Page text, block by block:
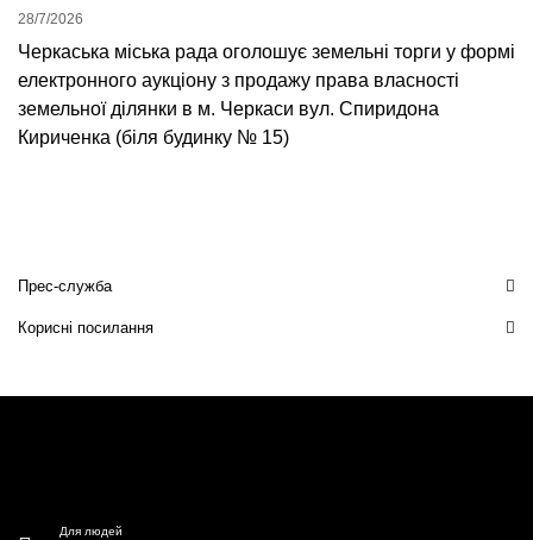
Черкаська міська рада оголошує земельні торги у формі
електронного аукціону з продажу права власності
земельної ділянки в м. Черкаси вул. Спиридона
Кириченка (біля будинку № 15)
28/7/2026
Прес-служба
Корисні посилання
Для людей